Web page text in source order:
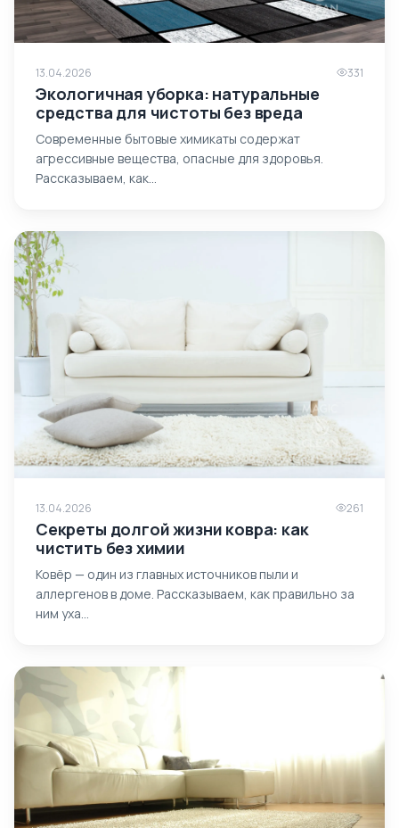
13.04.2026 331
Экологичная уборка: натуральные
средства для чистоты без вреда
Современные бытовые химикаты содержат
агрессивные вещества, опасные для здоровья.
Рассказываем, как…
13.04.2026 261
Секреты долгой жизни ковра: как
чистить без химии
Ковёр — один из главных источников пыли и
аллергенов в доме. Рассказываем, как правильно за
ним уха…